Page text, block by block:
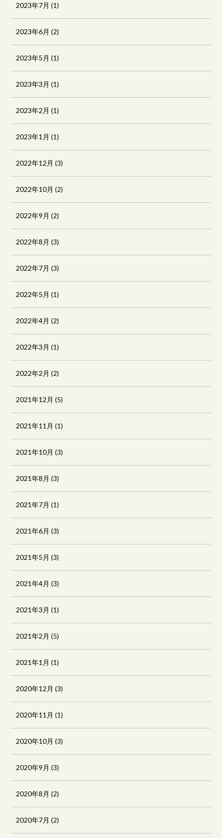
2023年7月 (1)
2023年6月 (2)
2023年5月 (1)
2023年3月 (1)
2023年2月 (1)
2023年1月 (1)
2022年12月 (3)
2022年10月 (2)
2022年9月 (2)
2022年8月 (3)
2022年7月 (3)
2022年5月 (1)
2022年4月 (2)
2022年3月 (1)
2022年2月 (2)
2021年12月 (5)
2021年11月 (1)
2021年10月 (3)
2021年8月 (3)
2021年7月 (1)
2021年6月 (3)
2021年5月 (3)
2021年4月 (3)
2021年3月 (1)
2021年2月 (5)
2021年1月 (1)
2020年12月 (3)
2020年11月 (1)
2020年10月 (3)
2020年9月 (3)
2020年8月 (2)
2020年7月 (2)